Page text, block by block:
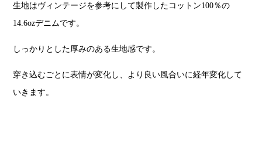
生地はヴィンテージを参考にして製作したコットン100％の
14.6ozデニムです。
しっかりとした厚みのある生地感です。
穿き込むごとに表情が変化し、より良い風合いに経年変化して
いきます。